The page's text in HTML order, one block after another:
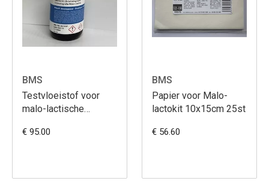
BMS
Testvloeistof voor
malo-lactische
€ 95.00
BMS
Papier voor Malo-
lactokit 10x15cm 25st
€ 56.60